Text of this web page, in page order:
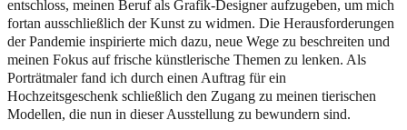
entschloss, meinen Beruf als Grafik-Designer aufzugeben, um mich
fortan ausschließlich der Kunst zu widmen. Die Herausforderungen
der Pandemie inspirierte mich dazu, neue Wege zu beschreiten und
meinen Fokus auf frische künstlerische Themen zu lenken. Als
Porträtmaler fand ich durch einen Auftrag für ein
Hochzeitsgeschenk schließlich den Zugang zu meinen tierischen
Modellen, die nun in dieser Ausstellung zu bewundern sind.